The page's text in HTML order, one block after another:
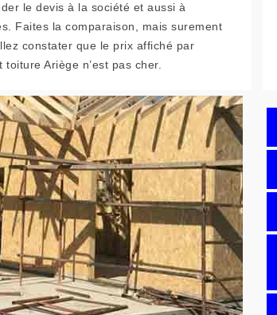
le devis à la société et aussi à
Faites la comparaison, mais surement
constater que le prix affiché par
toiture Ariège n’est pas cher.